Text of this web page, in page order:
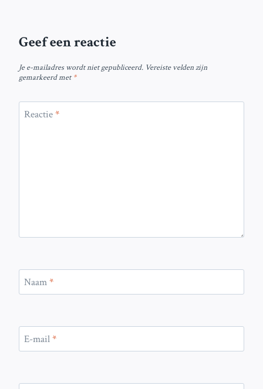
Geef een reactie
Je e-mailadres wordt niet gepubliceerd. Vereiste velden zijn
gemarkeerd met*
Reactie*
Naam*
E-mail*